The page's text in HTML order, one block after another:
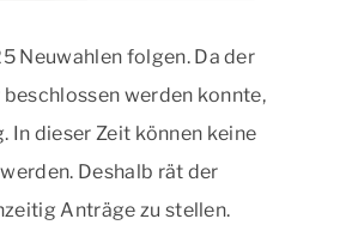
Neuwahlen folgen. Da der
werden konnte,
In dieser Zeit können keine
Deshalb rät der
Anträge zu stellen.